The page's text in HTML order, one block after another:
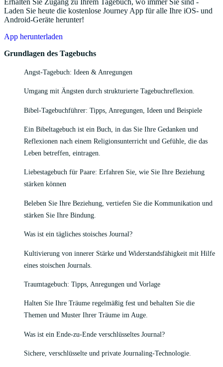
Laden Sie heute die kostenlose Journey App für alle Ihre iOS- und
Android-Geräte herunter!
App herunterladen
Grundlagen des Tagebuchs
Angst-Tagebuch: Ideen & Anregungen
Umgang mit Ängsten durch strukturierte Tagebuchreflexion.
Bibel-Tagebuchführer: Tipps, Anregungen, Ideen und Beispiele
Ein Bibeltagebuch ist ein Buch, in das Sie Ihre Gedanken und
Reflexionen nach einem Religionsunterricht und Gefühle, die das
Leben betreffen, eintragen.
Liebestagebuch für Paare: Erfahren Sie, wie Sie Ihre Beziehung
stärken können
Beleben Sie Ihre Beziehung, vertiefen Sie die Kommunikation und
stärken Sie Ihre Bindung.
Was ist ein tägliches stoisches Journal?
Kultivierung von innerer Stärke und Widerstandsfähigkeit mit Hilfe
eines stoischen Journals.
Traumtagebuch: Tipps, Anregungen und Vorlage
Halten Sie Ihre Träume regelmäßig fest und behalten Sie die
Themen und Muster Ihrer Träume im Auge.
Was ist ein Ende-zu-Ende verschlüsseltes Journal?
Sichere, verschlüsselte und private Journaling-Technologie.